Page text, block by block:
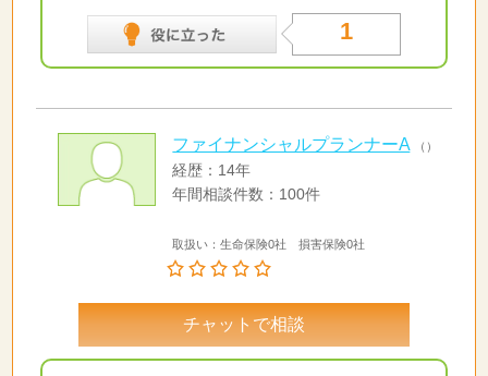
1
ファイナンシャルプランナーA （）
経歴：14年
年間相談件数：100件
取扱い：生命保険0社 損害保険0社
チャットで相談